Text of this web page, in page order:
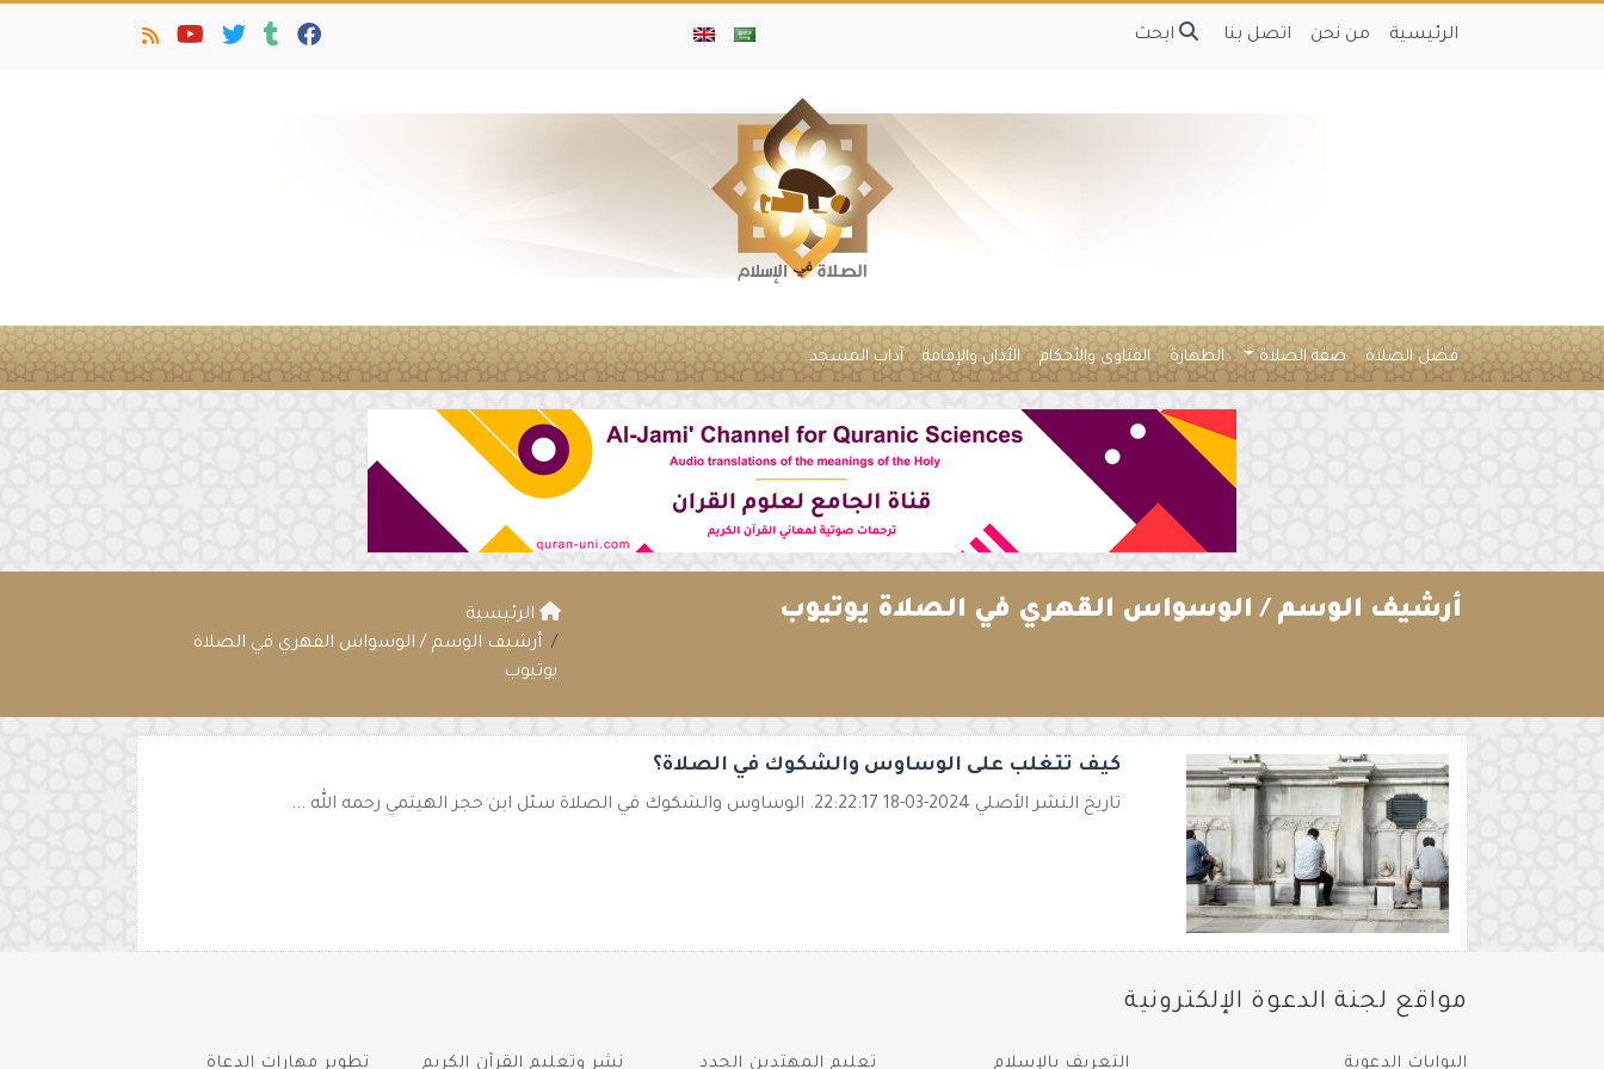
الرئيسية من نحن اتصل بنا ابحث
فضل الصلاة صفة الصلاة الطهارة الفتاوى والأحكام الأذان والإقامة آداب المسجد
أرشيف الوسم / الوسواس القهري في الصلاة يوتيوب
الرئيسية
أرشيف الوسم / الوسواس القهري في الصلاة
يوتيوب
كيف تتغلب على الوساوس والشكوك في الصلاة؟
تاريخ النشر الأصلي 2024-03-18 22:22:17. الوساوس والشكوك في الصلاة سئل ابن حجر الهيتمي رحمه الله ...
مواقع لجنة الدعوة الإلكترونية
البوابات الدعوية التعريف بالإسلام تعليم المهتدين الجدد نشر وتعليم القرآن الكريم تطوير مهارات الدعاة